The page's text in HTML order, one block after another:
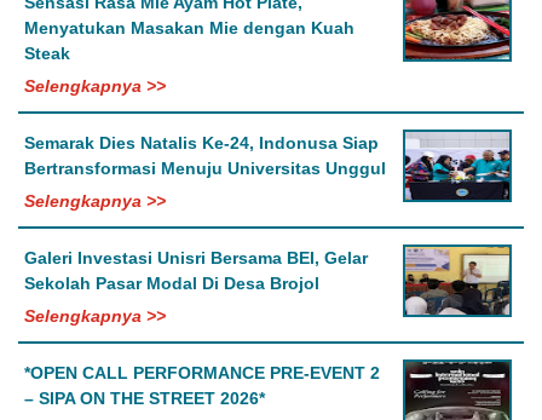
Menyatukan Masakan Mie dengan Kuah
Steak
Selengkapnya >>
Semarak Dies Natalis Ke-24, Indonusa Siap
Bertransformasi Menuju Universitas Unggul
Selengkapnya >>
Galeri Investasi Unisri Bersama BEI, Gelar
Sekolah Pasar Modal Di Desa Brojol
Selengkapnya >>
*OPEN CALL PERFORMANCE PRE-EVENT 2
– SIPA ON THE STREET 2026*